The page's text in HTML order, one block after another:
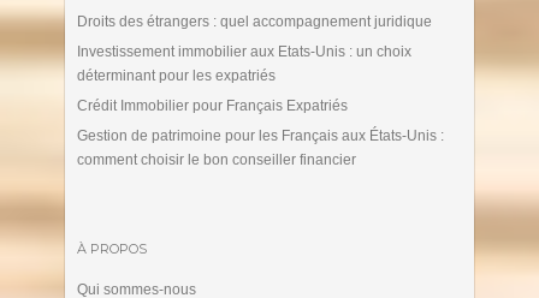
Droits des étrangers : quel accompagnement juridique
Investissement immobilier aux Etats-Unis : un choix
déterminant pour les expatriés
Crédit Immobilier pour Français Expatriés
Gestion de patrimoine pour les Français aux États-Unis :
comment choisir le bon conseiller financier
À PROPOS
Qui sommes-nous